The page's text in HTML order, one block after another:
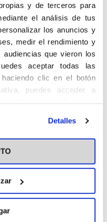
y de terceros para
el análisis de tus
los anuncios y
medir el rendimiento y
audiencias que vieron los
aceptar todas las
clic en el botón
puedes acceder a
tus preferencias
más información puedes
Detalles
de Peritos
Provincial
en Santander en
la provincia de
Civil de San
en 1970. En
Valencia.
1952 como
Local
Movimiento en
Alcoy como Socio
Socio Numerario
Centro de Alcoy
de 1 de